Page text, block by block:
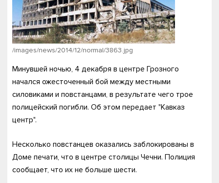
/images/news/2014/12/normal/3863.jpg
Минувшей ночью, 4 декабря в центре Грозного
начался ожесточенный бой между местными
силовиками и повстанцами, в результате чего трое
полицейский погибли. Об этом передает "Кавказ
центр".
Несколько повстанцев оказались заблокированы в
Доме печати, что в центре столицы Чечни. Полиция
сообщает, что их не больше шести.